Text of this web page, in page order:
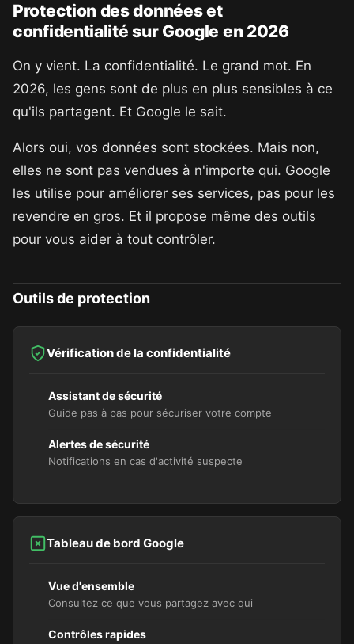
Protection des données et
confidentialité sur Google en 2026
On y vient. La confidentialité. Le grand mot. En
2026, les gens sont de plus en plus sensibles à ce
qu'ils partagent. Et Google le sait.
Alors oui, vos données sont stockées. Mais non,
elles ne sont pas vendues à n'importe qui. Google
les utilise pour améliorer ses services, pas pour les
revendre en gros. Et il propose même des outils
pour vous aider à tout contrôler.
Outils de protection
Vérification de la confidentialité
Assistant de sécurité
Guide pas à pas pour sécuriser votre compte
Alertes de sécurité
Notifications en cas d'activité suspecte
Tableau de bord Google
Vue d'ensemble
Consultez ce que vous partagez avec qui
Contrôles rapides